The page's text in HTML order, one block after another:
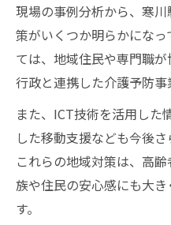
現場の事例分析から、寒
策がいくつか明らかにな
ては、地域住民や専門職が
行政と連携した介護予防事
また、ICT技術を活用した
した移動支援なども今後さ
これらの地域対策は、高
族や住民の安心感にも大
す。